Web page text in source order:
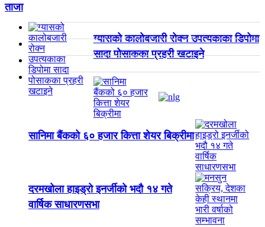
ताजा
ग्यासको कालोबजारी रोक्न उपत्यकाका डिपोमा
सादा पोसाकका प्रहरी खटाइने
सानिमा बैंकको ६० हजार कित्ता शेयर बिक्रीमा
दरमखोला हाइड्रो इनर्जीको भदौ १४ गते
वार्षिक साधारणसभा